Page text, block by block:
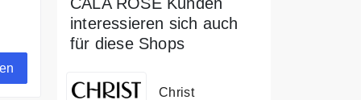
interessieren sich auch
für diese Shops
Christ